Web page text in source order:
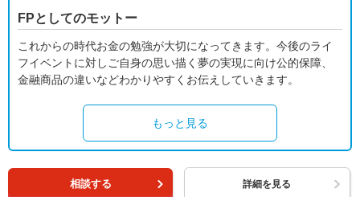
FPとしてのモットー
これからの時代お金の勉強が大切になってきます。今後のライ
フイベントに対しご自身の思い描く夢の実現に向け公的保障、
金融商品の違いなどわかりやすくお伝えしていきます。
もっと見る
相談する 詳細を見る